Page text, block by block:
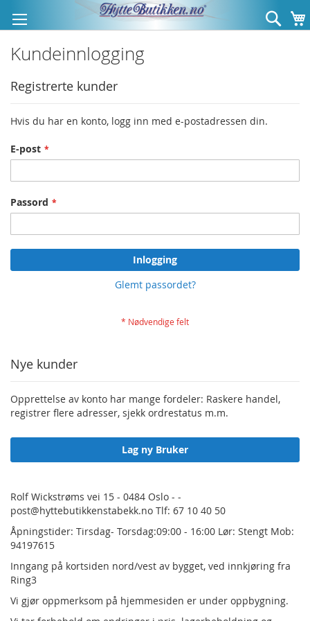
til
innhold
Søk
Kundeinnlogging
Registrerte kunder
Hvis du har en konto, logg inn med e-postadressen din.
E-post
Passord
Inlogging
Glemt passordet?
Nye kunder
Opprettelse av konto har mange fordeler: Raskere handel,
registrer flere adresser, sjekk ordrestatus m.m.
Lag ny Bruker
Rolf Wickstrøms vei 15 - 0484 Oslo - -
post@hyttebutikkenstabekk.no Tlf: 67 10 40 50
Åpningstider: Tirsdag- Torsdag:09:00 - 16:00 Lør: Stengt Mob:
94197615
Inngang på kortsiden nord/vest av bygget, ved innkjøring fra
Ring3
Vi gjør oppmerksom på hjemmesiden er under oppbygning.